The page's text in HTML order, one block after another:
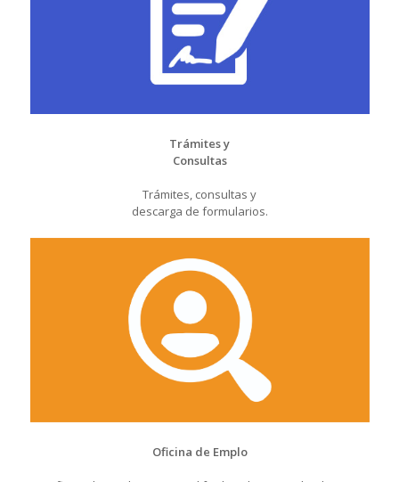
Trámites y
Consultas
Trámites, consultas y
descarga de formularios.
Oficina de Emplo